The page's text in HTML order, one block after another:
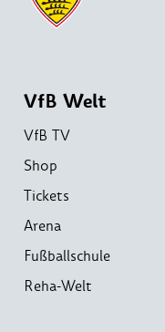
VfB Welt
VfB TV
Shop
Tickets
Arena
Fußballschule
Reha-Welt